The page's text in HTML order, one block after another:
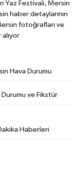
Yaz Festivali, Mersin
haber detaylarının
fotoğrafları ve
alıyor
Hava Durumu
Durumu ve Fikstür
Haberleri